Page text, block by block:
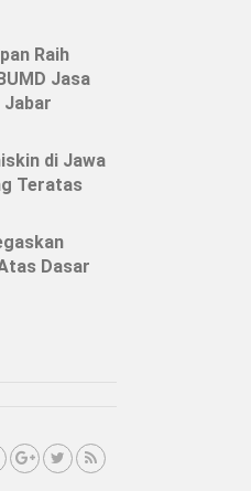
Raih
Jasa
Jabar
di Jawa
Teratas
Dasar